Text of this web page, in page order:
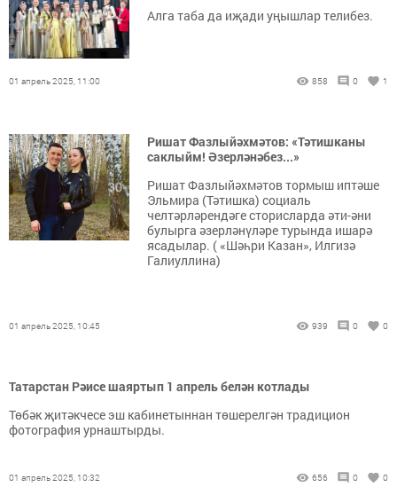
Алга таба да иҗади уңышлар телибез.
01 апрель 2025, 11:00 858 0 1
Ришат Фазлыйәхмәтов: «Тәтишканы
саклыйм! Әзерләнәбез...»
Ришат Фазлыйәхмәтов тормыш иптәше
Эльмира (Тәтишка) социаль
челтәрләрендәге сторисларда әти-әни
булырга әзерләнүләре турында ишарә
ясадылар. ( «Шәһри Казан», Илгизә
Галиуллина)
01 апрель 2025, 10:45 939 0 0
Татарстан Рәисе шаяртып 1 апрель белән котлады
Төбәк җитәкчесе эш кабинетыннан төшерелгән традицион
фотография урнаштырды.
01 апрель 2025, 10:32 656 0 0